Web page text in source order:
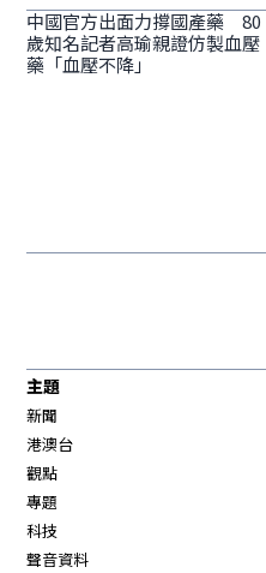
中國官方出面力撐國產藥 80
歲知名記者高瑜親證仿製血壓
藥「血壓不降」
主題
新聞
港澳台
觀點
專題
科技
聲音資料